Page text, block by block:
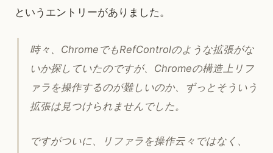
というエントリーがありました。
時々、ChromeでもRefControlのような拡張がな
いか探していたのですが、Chromeの構造上リフ
ァラを操作するのが難しいのか、ずっとそういう
拡張は見つけられませんでした。
ですがついに、リファラを操作云々ではなく、